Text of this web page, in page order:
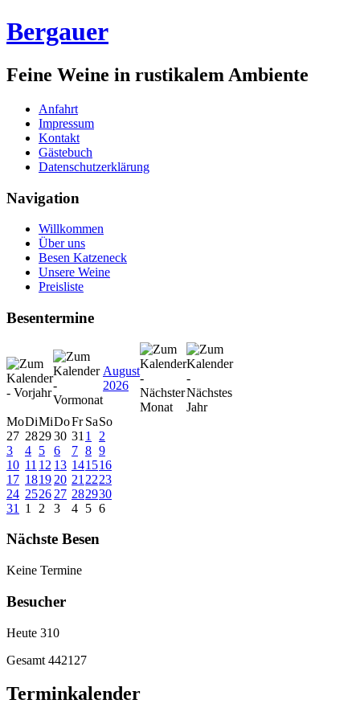
Bergauer
Feine Weine in rustikalem Ambiente
Anfahrt
Impressum
Kontakt
Gästebuch
Datenschutzerklärung
Navigation
Willkommen
Über uns
Besen Katzeneck
Unsere Weine
Preisliste
Besentermine
August
2026
MoDiMiDoFr SaSo
27 282930 31 1
2
3
4 5 6 7 8 9
10 11 12 13 141516
17 1819 20 21 2223
24 2526 27 282930
31
1 2 3 4 5 6
Nächste Besen
Keine Termine
Besucher
Heute 310
Gesamt 442127
Terminkalender